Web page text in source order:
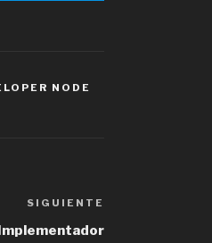
NODE
entrada
SIGUIENTE